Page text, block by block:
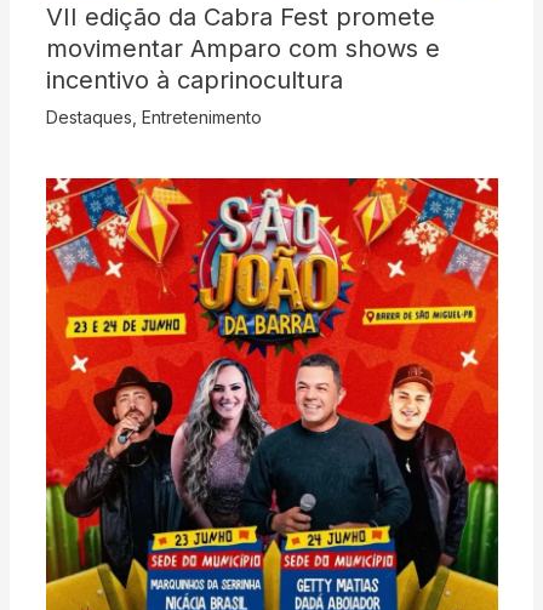
VII edição da Cabra Fest promete
movimentar Amparo com shows e
incentivo à caprinocultura
Destaques Entretenimento